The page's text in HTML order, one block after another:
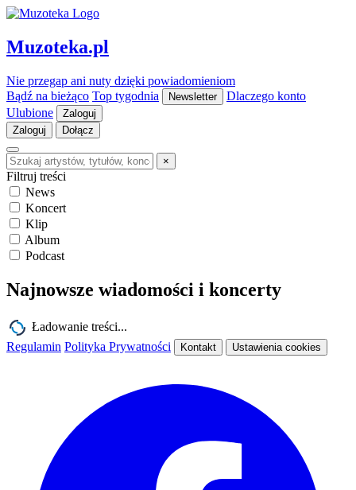
Muzoteka.pl
Nie przegap ani nuty dzięki powiadomieniom
Bądź na bieżąco Top tygodnia Newsletter
Dlaczego konto
Ulubione
Zaloguj
Zaloguj
Dołącz
×
Filtruj treści
News
Koncert
Klip
Album
Podcast
Najnowsze wiadomości i koncerty
Ładowanie treści...
Regulamin Polityka Prywatności Kontakt Ustawienia cookies